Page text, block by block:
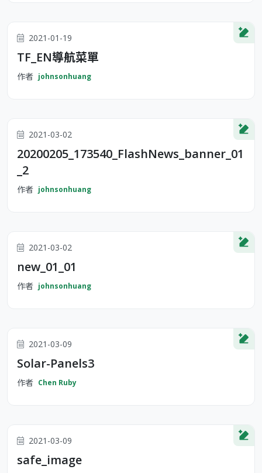
Doohickey Comany 成立於 1971 年，公司成立以來，
2021-01-19
TF_EN導航菜單
作者 johnsonhuang
2021-03-02
20200205_173540_FlashNews_banner_01
_2
作者 johnsonhuang
2021-03-02
new_01_01
作者 johnsonhuang
2021-03-09
Solar-Panels3
作者 Chen Ruby
2021-03-09
safe_image